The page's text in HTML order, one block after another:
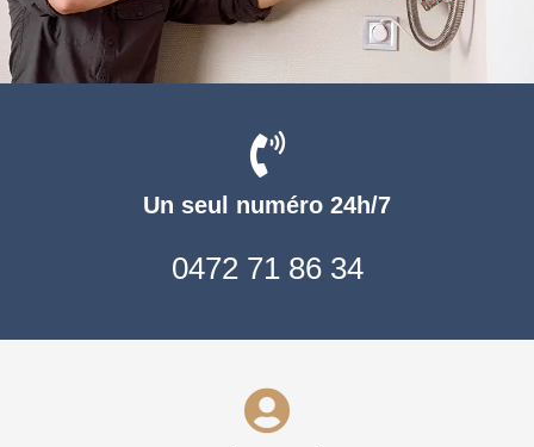
Un seul numéro 24h/7
0472 71 86 34